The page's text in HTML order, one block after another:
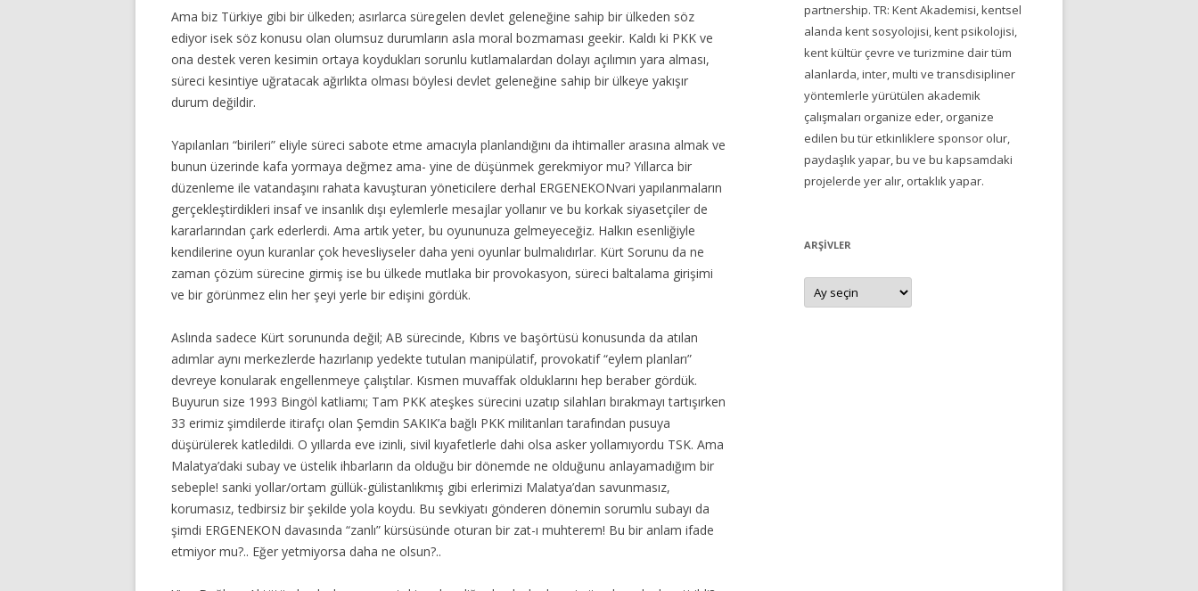
Ama biz Türkiye gibi bir ülkeden; asırlarca süregelen devlet geleneğine sahip bir ülkeden söz
ediyor isek söz konusu olan olumsuz durumların asla moral bozmaması geekir. Kaldı ki PKK ve
ona destek veren kesimin ortaya koydukları sorunlu kutlamalardan dolayı açılımın yara alması,
süreci kesintiye uğratacak ağırlıkta olması böylesi devlet geleneğine sahip bir ülkeye yakışır
durum değildir.
Yapılanları “birileri” eliyle süreci sabote etme amacıyla planlandığını da ihtimaller arasına almak ve
bunun üzerinde kafa yormaya değmez ama- yine de düşünmek gerekmiyor mu? Yıllarca bir
düzenleme ile vatandaşını rahata kavuşturan yöneticilere derhal ERGENEKONvari yapılanmaların
gerçekleştirdikleri insaf ve insanlık dışı eylemlerle mesajlar yollanır ve bu korkak siyasetçiler de
kararlarından çark ederlerdi. Ama artık yeter, bu oyununuza gelmeyeceğiz. Halkın esenliğiyle
kendilerine oyun kuranlar çok hevesliyseler daha yeni oyunlar bulmalıdırlar. Kürt Sorunu da ne
zaman çözüm sürecine girmiş ise bu ülkede mutlaka bir provokasyon, süreci baltalama girişimi
ve bir görünmez elin her şeyi yerle bir edişini gördük.
Aslında sadece Kürt sorununda değil; AB sürecinde, Kıbrıs ve başörtüsü konusunda da atılan
adımlar aynı merkezlerde hazırlanıp yedekte tutulan manipülatif, provokatif “eylem planları”
devreye konularak engellenmeye çalıştılar. Kısmen muvaffak olduklarını hep beraber gördük.
Buyurun size 1993 Bingöl katliamı; Tam PKK ateşkes sürecini uzatıp silahları bırakmayı tartışırken
33 erimiz şimdilerde itirafçı olan Şemdin SAKIK’a bağlı PKK militanları tarafından pusuya
düşürülerek katledildi. O yıllarda eve izinli, sivil kıyafetlerle dahi olsa asker yollamıyordu TSK. Ama
Malatya’daki subay ve üstelik ihbarların da olduğu bir dönemde ne olduğunu anlayamadığım bir
sebeple! sanki yollar/ortam güllük-gülistanlıkmış gibi erlerimizi Malatya’dan savunmasız,
korumasız, tedbirsiz bir şekilde yola koydu. Bu sevkiyatı gönderen dönemin sorumlu subayı da
şimdi ERGENEKON davasında “zanlı” kürsüsünde oturan bir zat-ı muhterem! Bu bir anlam ifade
etmiyor mu?.. Eğer yetmiyorsa daha ne olsun?..
partnership. TR: Kent Akademisi, kentsel
alanda kent sosyolojisi, kent psikolojisi,
kent kültür çevre ve turizmine dair tüm
alanlarda, inter, multi ve transdisipliner
yöntemlerle yürütülen akademik
çalışmaları organize eder, organize
edilen bu tür etkinliklere sponsor olur,
paydaşlık yapar, bu ve bu kapsamdaki
projelerde yer alır, ortaklık yapar.
ARŞIVLER
Arşivler